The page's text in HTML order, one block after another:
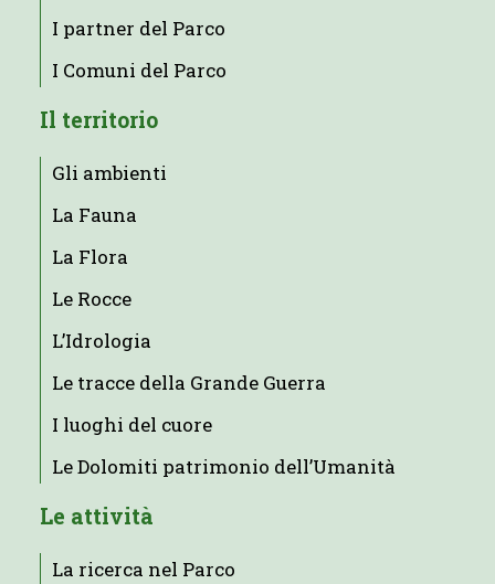
I partner del Parco
I Comuni del Parco
Il territorio
Gli ambienti
La Fauna
La Flora
Le Rocce
L’Idrologia
Le tracce della Grande Guerra
I luoghi del cuore
Le Dolomiti patrimonio dell’Umanità
Le attività
La ricerca nel Parco